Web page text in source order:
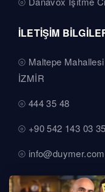
İLETİŞİM
Maltepe
İZMİR
444 35 48
+90 542 143 03 35